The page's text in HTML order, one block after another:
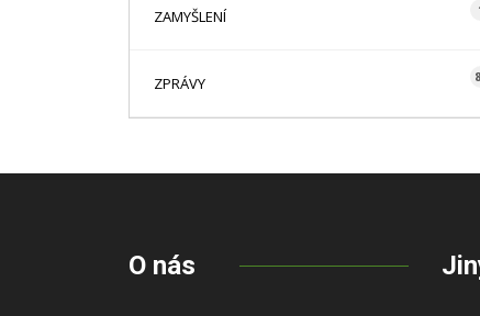
ZAMYŠLENÍ
ZPRÁVY
O nás